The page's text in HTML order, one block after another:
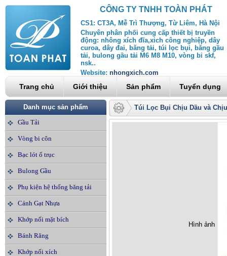
CÔNG TY TNHH TOÀN PHÁT
CS1: CT3A, Mễ Trì Thượng, Từ Liêm, Hà Nội
Chuyên phân phối cung cấp thiết bị truyền
động: nhông xích đĩa,xich công nghiệp, dây
curoa, dây đai, băng tải, túi lọc bụi, băng gầu
tải, bulong gầu tải M6 M8 M10, vòng bi skf,
nsk..
Website: nhongxich.com
Trang chủ Giới thiệu Sản phẩm Tuyển dụng
Danh mục sản phẩm
Gầu Tải
Vòng bi côn
Bạc lót ổ trục
Bulong Gầu
Phụ kiện hệ thống băng tải
Cánh Gạt Nhựa
Khớp nối mặt bích
Bánh Răng
Khớp nối xích
Túi Lọc Bụi Chịu Dầu và
Hình ảnh